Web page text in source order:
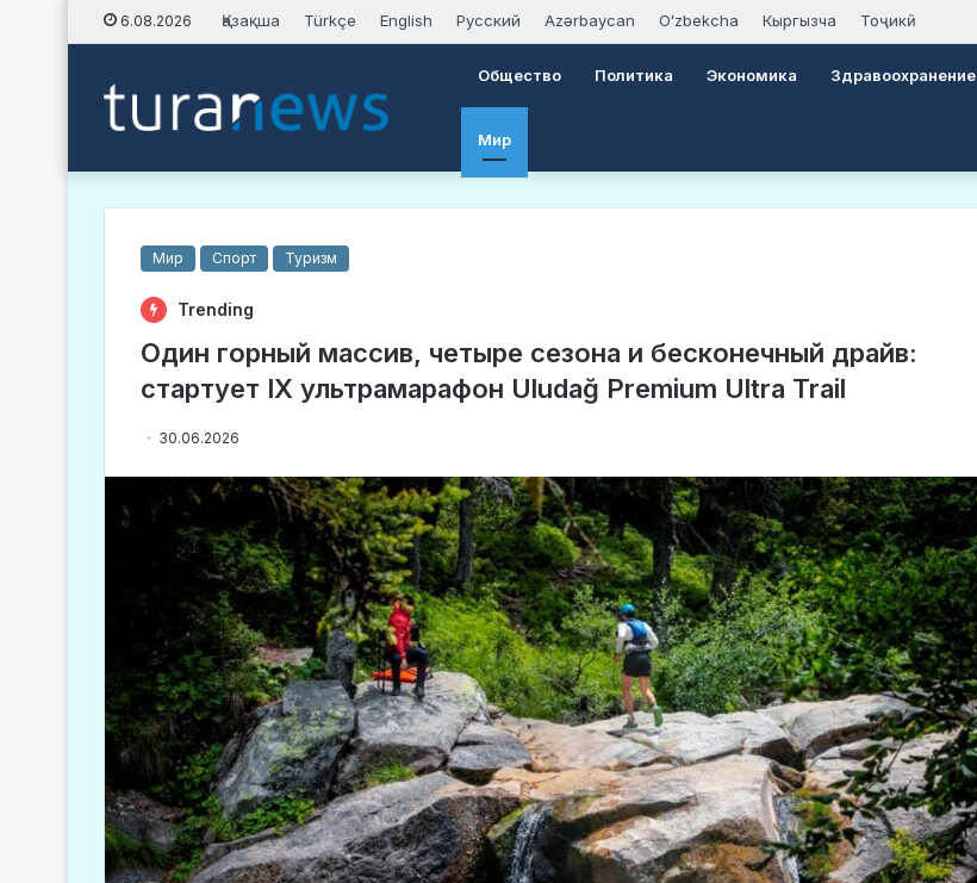
6.08.2026 Қазақша Türkçe English Русский Azərbaycan Oʻzbekcha Кыргызча Тоҷикӣ
Общество Политика Экономика Здравоохранение
Мир
Мир Спорт Туризм
Trending
Один горный массив, четыре сезона и бесконечный драйв:
стартует IX ультрамарафон Uludağ Premium Ultra Trail
30.06.2026